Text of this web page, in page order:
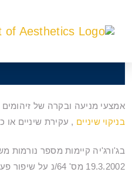
אמצעי מניעה ובקרה של
בניקוי שיניים , עקירת שיניים או
בג'ורג'יה קיימות מספר נורמות
19.3.2002 מס'